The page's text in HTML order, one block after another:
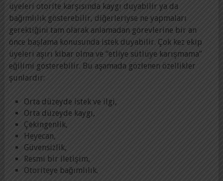
üyeleri otorite karşısında kaygı duyabilir ya da
bağımlılık gösterebilir, diğerleriyse ne yapmaları
gerektiğini tam olarak anlamadan görevlerine bir an
önce başlama konusunda istek duyabilir. Çok kez ekip
üyeleri aşırı kibar olma ve “etliye sütlüye karışmama”
eğilimi gösterebilir. Bu aşamada gözlenen özellikler
şunlardır:
Orta düzeyde istek ve ilgi,
Orta düzeyde kaygı,
Çekingenlik,
Heyecan,
Güvensizlik,
Resmi bir iletişim,
Otoriteye bağımlılık.